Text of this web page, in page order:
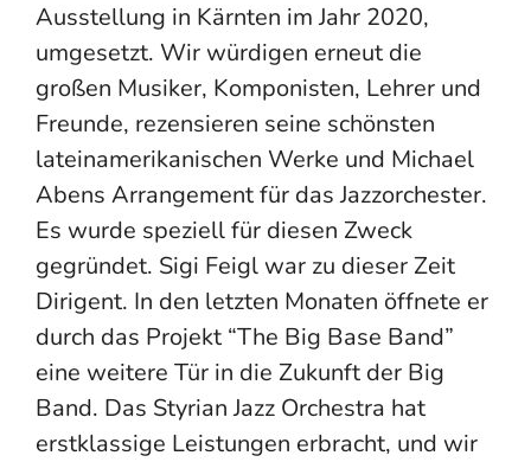
Ausstellung in Kärnten im Jahr 2020,
umgesetzt. Wir würdigen erneut die
großen Musiker, Komponisten, Lehrer und
Freunde, rezensieren seine schönsten
lateinamerikanischen Werke und Michael
Abens Arrangement für das Jazzorchester.
Es wurde speziell für diesen Zweck
gegründet. Sigi Feigl war zu dieser Zeit
Dirigent. In den letzten Monaten öffnete er
durch das Projekt “The Big Base Band”
eine weitere Tür in die Zukunft der Big
Band. Das Styrian Jazz Orchestra hat
erstklassige Leistungen erbracht, und wir